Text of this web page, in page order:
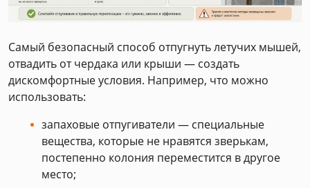
Самый безопасный способ отпугнуть летучих мышей,
отвадить от чердака или крыши — создать
дискомфортные условия. Например, что можно
использовать:
запаховые отпугиватели — специальные
вещества, которые не нравятся зверькам,
постепенно колония переместится в другое
место;